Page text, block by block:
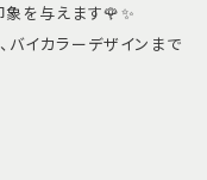
象を与えます🌹✨
バイカラーデザインまで